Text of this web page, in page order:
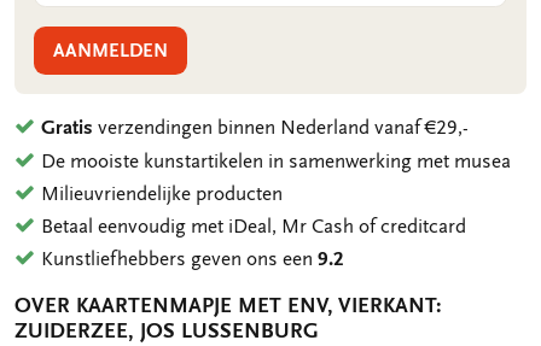
AANMELDEN
Gratis verzendingen binnen Nederland vanaf €29,-
De mooiste kunstartikelen in samenwerking met musea
Milieuvriendelijke producten
Betaal eenvoudig met iDeal, Mr Cash of creditcard
Kunstliefhebbers geven ons een9.2
OVER KAARTENMAPJE MET ENV, VIERKANT:
ZUIDERZEE, JOS LUSSENBURG